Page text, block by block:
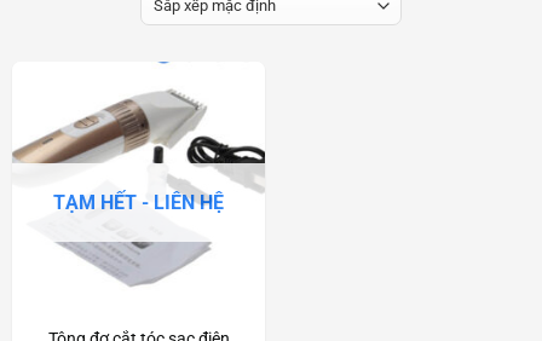
TẠM HẾT - LIÊN HỆ